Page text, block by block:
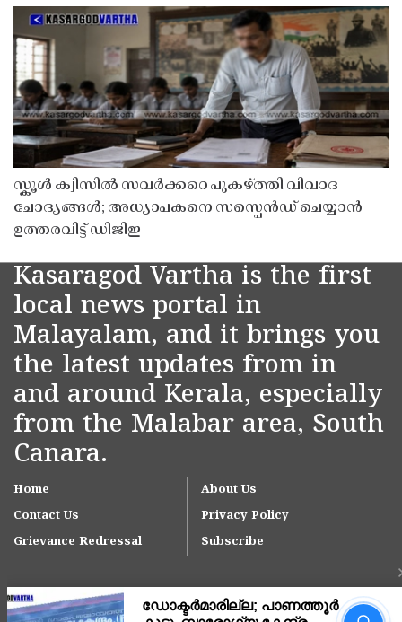
സ്കൂൾ ക്വിസിൽ സവർക്കറെ പുകഴ്ത്തി വിവാദ
ചോദ്യങ്ങൾ; അധ്യാപകനെ സസ്പെൻഡ് ചെയ്യാൻ
ഉത്തരവിട്ട് ഡിജിഇ
Kasaragod Vartha is the first
local news portal in
Malayalam, and it brings you
the latest updates from in
and around Kerala, especially
from the Malabar area, South
Canara.
Home
About Us
Contact Us
Privacy Policy
Grievance Redressal
Subscribe